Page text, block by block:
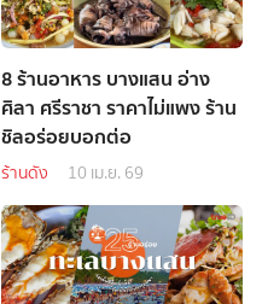
8 ร้านอาหาร บางแสน อ่าง
ศิลา ศรีราชา ราคาไม่แพง ร้าน
ชิลอร่อยบอกต่อ
ร้านดัง 10 เม.ย. 69